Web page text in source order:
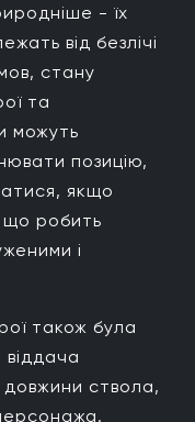
- їх
від безлічі
стану
та
можуть
позицію,
якщо
що робить
і
також була
довжини ствола,